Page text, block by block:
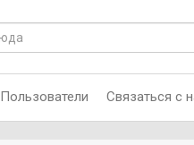
Пользователи Связаться с